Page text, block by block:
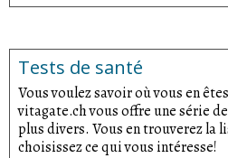
Tests de santé
Vous voulez savoir où vous en
vitagate.ch vous offre une série
plus divers. Vous en trouverez la
choisissez ce qui vous intéresse!